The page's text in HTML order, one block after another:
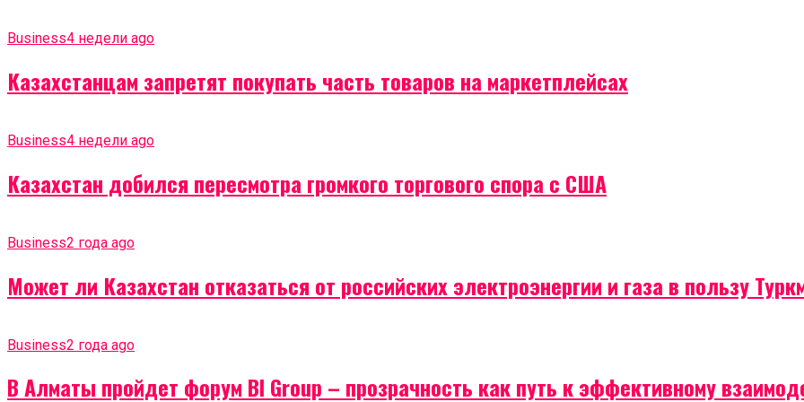
Business4 недели ago
Казахстанцам запретят покупать часть товаров на маркетплейсах
Business4 недели ago
Казахстан добился пересмотра громкого торгового спора с США
Business2 года ago
Может ли Казахстан отказаться от российских электроэнергии и газа в пользу
Business2 года ago
В Алматы пройдет форум BI Group – прозрачность как путь к эффективному